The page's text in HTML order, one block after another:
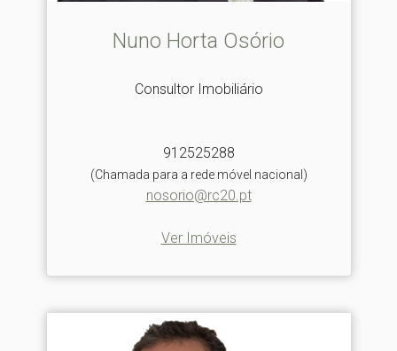
Nuno Horta Osório
Consultor Imobiliário
912525288
(Chamada para a rede móvel nacional)
nosorio@rc20.pt
Ver Imóveis